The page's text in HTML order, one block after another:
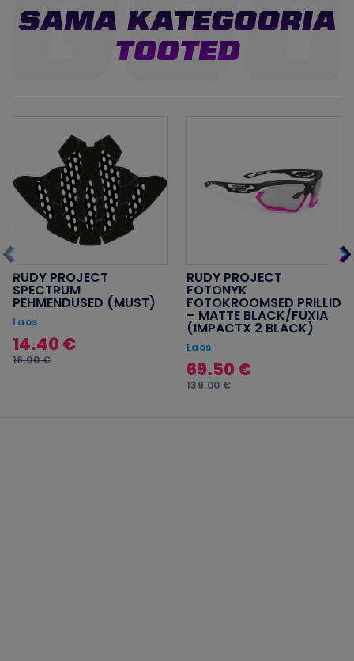
SAMA KATEGOORIA
TOOTED
RUDY PROJECT
SPECTRUM
PEHMENDUSED (MUST)
Laos
14.40 €
18.00 €
RUDY PROJECT
FOTONYK
FOTOKROOMSED PRILLID
– MATTE BLACK/FUXIA
(IMPACTX 2 BLACK)
Laos
69.50 €
139.00 €